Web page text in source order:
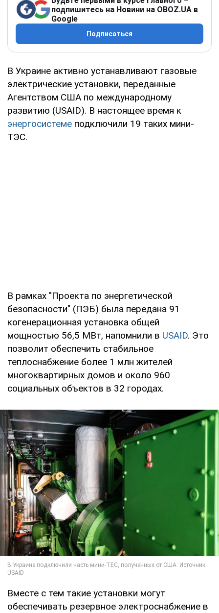
подпишитесь на Новини на OBOZ.UA в
Google
Подписаться
В Украине активно устанавливают газовые
электрические установки, переданные
Агентством США по международному
развитию (USAID). В настоящее время к
энергосистеме подключили 19 таких мини-
ТЭС.
В рамках "Проекта по энергетической
безопасности" (ПЭБ) была передана 91
когенерационная установка общей
мощностью 56,5 МВт, напомнили в USAID. Это
позволит обеспечить стабильное
теплоснабжение более 1 млн жителей
многоквартирных домов и около 960
социальных объектов в 32 городах.
Вместе с тем такие установки могут
обеспечивать резервное электроснабжение в